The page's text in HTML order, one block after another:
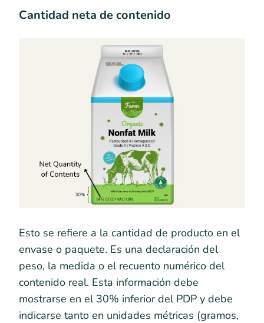
Cantidad neta de contenido
Esto se refiere a la cantidad de producto en el
envase o paquete. Es una declaración del
peso, la medida o el recuento numérico del
contenido real. Esta información debe
mostrarse en el 30% inferior del PDP y debe
indicarse tanto en unidades métricas (gramos,